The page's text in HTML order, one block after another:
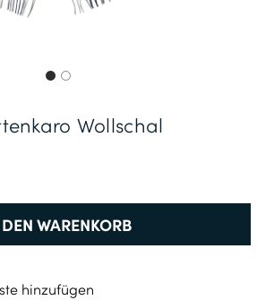
WARENKORB
hinzufügen
Wollschal